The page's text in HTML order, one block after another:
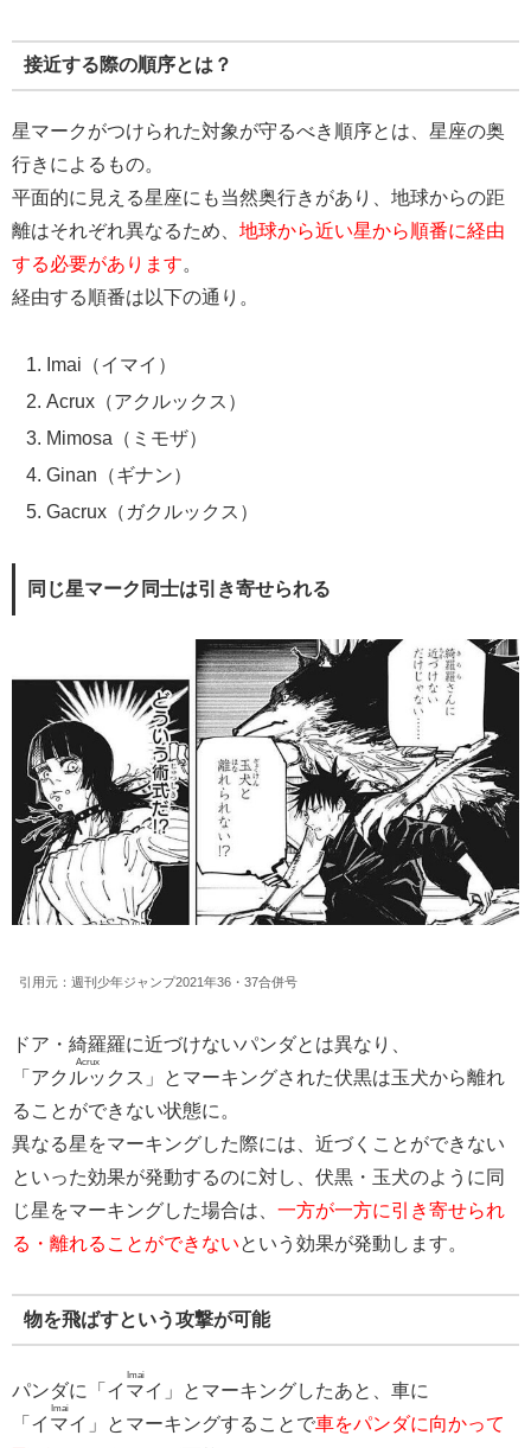
接近する際の順序とは？
星マークがつけられた対象が守るべき順序とは、星座の奥
行きによるもの。
平面的に見える星座にも当然奥行きがあり、地球からの距
離はそれぞれ異なるため、 地球から近い星から順番に経由
する必要があります。
経由する順番は以下の通り。
Imai（イマイ）
Acrux（アクルックス）
Mimosa（ミモザ）
Ginan（ギナン）
Gacrux（ガクルックス）
同じ星マーク同士は引き寄せられる
引用元：週刊少年ジャンプ2021年36・37合併号
ドア・綺羅羅に近づけないパンダとは異なり、
「 アクルックス
Acrux
」とマーキングされた伏黒は玉犬から離れ
ることができない状態に。
異なる星をマーキングした際には、近づくことができない
といった効果が発動するのに対し、伏黒・玉犬のように同
じ星をマーキングした場合は、 一方が一方に引き寄せられ
る・離れることができないという効果が発動します。
物を飛ばすという攻撃が可能
パンダに「 イマイ
Imai
」とマーキングしたあと、車に
「 イマイ
Imai
」とマーキングすることで車をパンダに向かって